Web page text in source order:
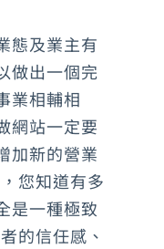
態及業主有
做出一個完
業相輔相
網站一定要
加新的營業
您知道有多
是一種極致
的信任感、